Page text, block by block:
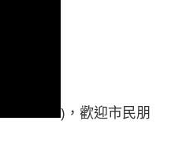
)，歡迎市民朋